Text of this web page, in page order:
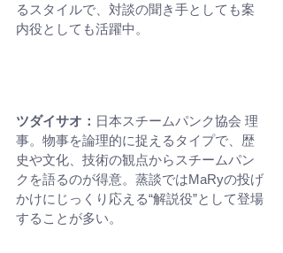
るスタイルで、対談の聞き手としても案
内役としても活躍中。
ツダイサオ： 日本スチームパンク協会 理
事。物事を論理的に捉えるタイプで、歴
史や文化、技術の観点からスチームパン
クを語るのが得意。蒸談ではMaRyの投げ
かけにじっくり応える“解説役”として登場
することが多い。